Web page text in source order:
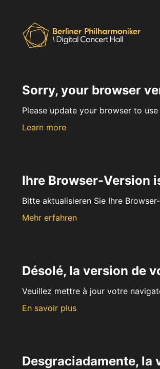
Sorry, your browser
Please update your browser to
Learn more
Ihre Browser-Version
Bitte aktualisieren Sie Ihre
Mehr erfahren
Désolé, la version de
Veuillez mettre à jour votre
En savoir plus
Desgraciadamente, la